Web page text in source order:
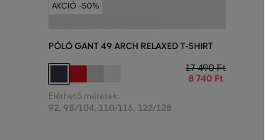
AKCIÓ -50%
PÓLÓ GANT 49 ARCH RELAXED T-SHIRT
17 490 Ft
8 740 Ft
Elérhető méretek:
92, 98/104, 110/116, 122/128